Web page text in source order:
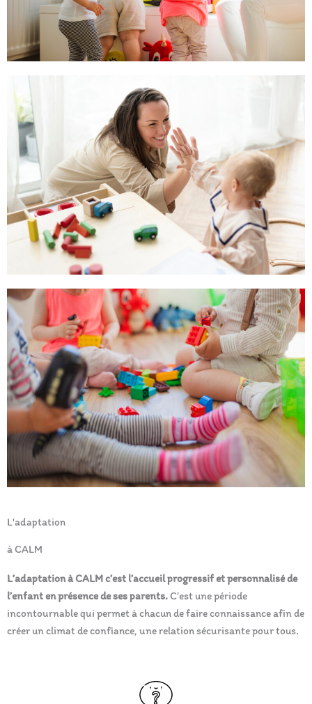
L'adaptation
à CALM
L’adaptation à CALM c’est l’accueil progressif et personnalisé de
l’enfant en présence de ses parents.C’est une période
incontournable qui permet à chacun de faire connaissance afin de
créer un climat de confiance, une relation sécurisante pour tous.